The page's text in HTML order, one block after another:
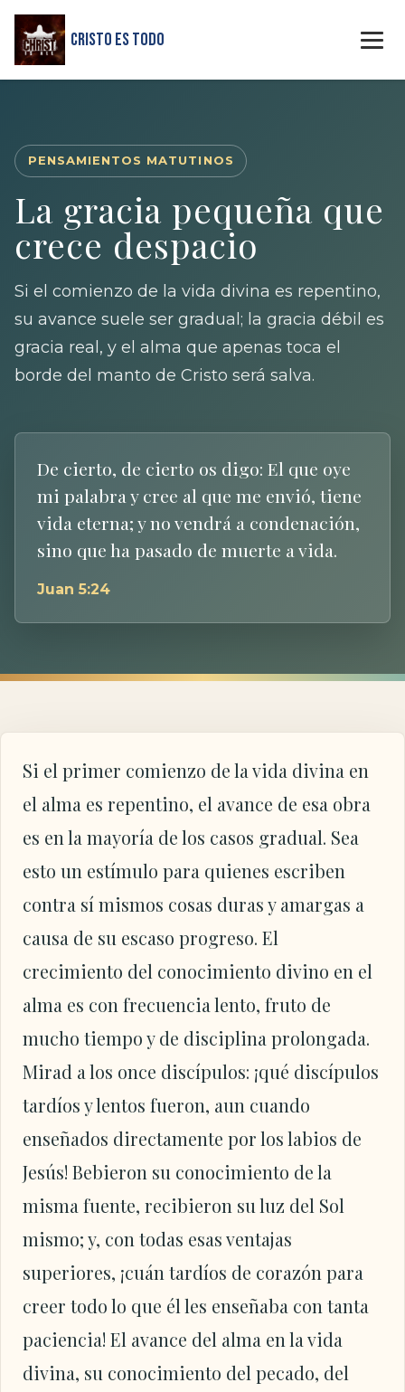
Cristo Es Todo
PENSAMIENTOS MATUTINOS
La gracia pequeña que
crece despacio
Si el comienzo de la vida divina es repentino,
su avance suele ser gradual; la gracia débil es
gracia real, y el alma que apenas toca el
borde del manto de Cristo será salva.
De cierto, de cierto os digo: El que oye
mi palabra y cree al que me envió, tiene
vida eterna; y no vendrá a condenación,
sino que ha pasado de muerte a vida.
Juan 5:24
Si el primer comienzo de la vida divina en
el alma es repentino, el avance de esa obra
es en la mayoría de los casos gradual. Sea
esto un estímulo para quienes escriben
contra sí mismos cosas duras y amargas a
causa de su escaso progreso. El
crecimiento del conocimiento divino en el
alma es con frecuencia lento, fruto de
mucho tiempo y de disciplina prolongada.
Mirad a los once discípulos: ¡qué discípulos
tardíos y lentos fueron, aun cuando
enseñados directamente por los labios de
Jesús! Bebieron su conocimiento de la
misma fuente, recibieron su luz del Sol
mismo; y, con todas esas ventajas
superiores, ¡cuán tardíos de corazón para
creer todo lo que él les enseñaba con tanta
paciencia! El avance del alma en la vida
divina, su conocimiento del pecado, del